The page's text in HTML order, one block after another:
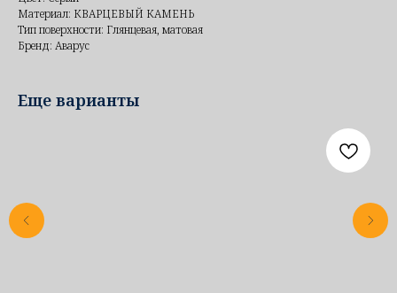
Материал: КВАРЦЕВЫЙ КАМЕНЬ
Тип поверхности: Глянцевая, матовая
Бренд: Аварус
Еще варианты